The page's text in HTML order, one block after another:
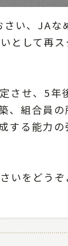
い、JAな
として再
させ、5年
、組合員
する能力
いをどう